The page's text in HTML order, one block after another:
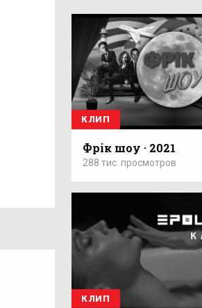
КЛИП
Фрік шоу · 2021
288 тис. просмотров
КЛИП